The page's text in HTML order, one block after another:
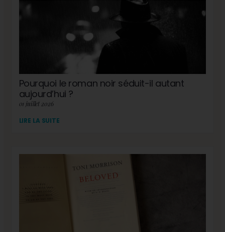
Pourquoi le roman noir séduit-il autant
aujourd’hui ?
01 juillet 2026
LIRE LA SUITE